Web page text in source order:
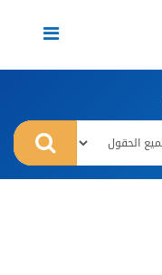
Toggle
navigation